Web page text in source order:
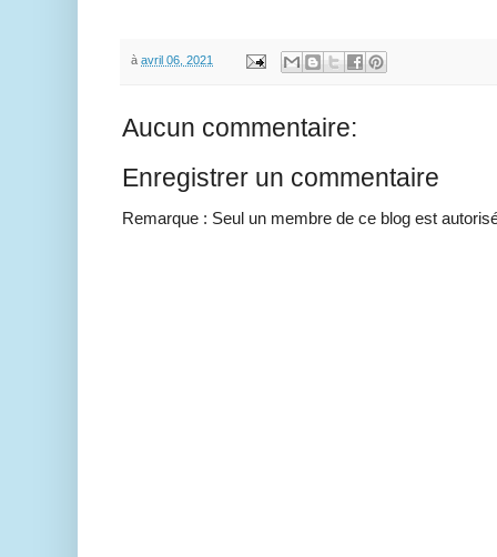
à avril 06, 2021
Aucun commentaire:
Enregistrer un commentaire
Remarque : Seul un membre de ce blog est